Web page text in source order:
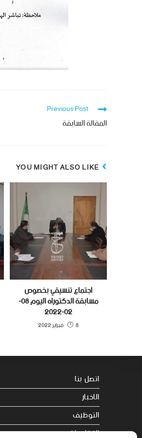
Previous Post
المقالة السابقة
YOU MIGHT ALSO LIKE
اجتماع تنسيقي بخصوص
مسابقة الدكتوراه اليوم 08-
02-2022
8 فبراير 2022
اتصل بنا
الاخبار
التوظيف
التظاهرات